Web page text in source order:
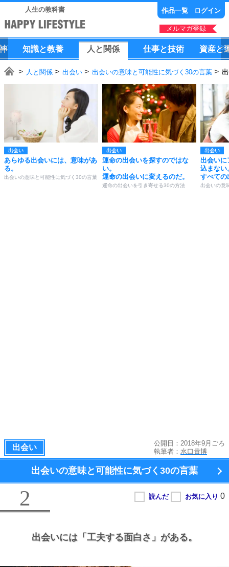
人生の教科書 作品一覧 ログイン
メルマガ登録
知識と教養 人 と 関係 仕事と技術 資産と
人と関係 出会い 出会いの意味と可能性に気づく30の言葉
出会い
あらゆる出会いには、意味があ
る。
出会いの意味と可能性に気づく30の言葉
出会い
運命の出会いを探すのではな
い。
運命の出会いに変えるのだ。
運命の出会いを引き寄せる30の方法
出会い
出会いに
込まない
すべての
出会いの意
出会い
公開日：2018年9月ごろ
執筆者： 水口貴博
出会いの意味と可能性に気づく 30の言葉
2
出会いには 「工夫する面白さ」がある。